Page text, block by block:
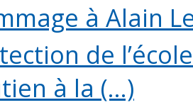
à Alain
de
à la (...)